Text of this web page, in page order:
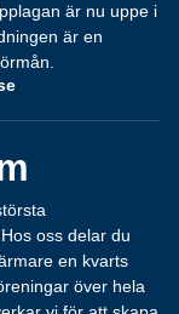
är nu uppe i
är en
oss delar du
en kvarts
över hela